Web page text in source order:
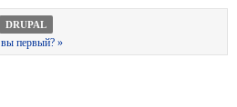
DRUPAL
первый? »